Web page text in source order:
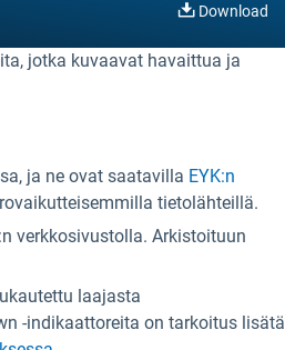
Download
jotka kuvaavat havaittua ja
ja ne ovat saatavilla EYK:n
tietolähteillä.
verkkosivustolla. Arkistoituun
laajasta
-indikaattoreita on tarkoitus lisätä